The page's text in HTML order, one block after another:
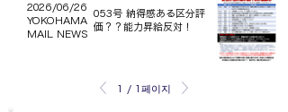
2026/06/26
YOKOHAMA
MAIL NEWS
053号 納得感ある区分評
価？？能力昇給反対！
1 / 1페이지